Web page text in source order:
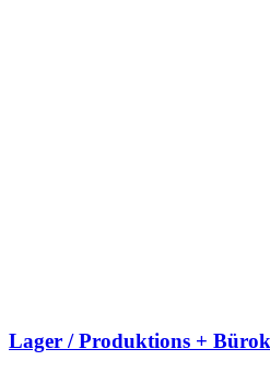
Lager / Produktions +